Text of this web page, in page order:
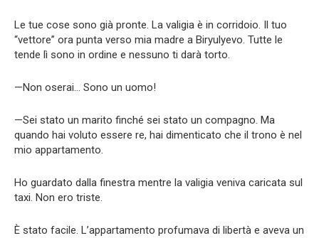
Le tue cose sono già pronte. La valigia è in corridoio. Il tuo
“vettore” ora punta verso mia madre a Biryulyevo. Tutte le
tende lì sono in ordine e nessuno ti darà torto.
—Non oserai… Sono un uomo!
—Sei stato un marito finché sei stato un compagno. Ma
quando hai voluto essere re, hai dimenticato che il trono è nel
mio appartamento.
Ho guardato dalla finestra mentre la valigia veniva caricata sul
taxi. Non ero triste.
È stato facile. L’appartamento profumava di libertà e aveva un